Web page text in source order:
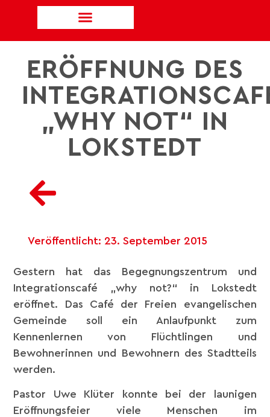
ERÖFFNUNG DES
„WHY NOT“ IN
LOKSTEDT
Veröffentlicht: 23. September 2015
Gestern hat das Begegnungszentrum und
Integrationscafé „why not?“ in Lokstedt
eröffnet. Das Café der Freien evangelischen
Gemeinde soll ein Anlaufpunkt zum
Kennenlernen von Flüchtlingen und
Bewohnerinnen und Bewohnern des Stadtteils
werden.
Pastor Uwe Klüter konnte bei der launigen
Eröffnungsfeier viele Menschen im